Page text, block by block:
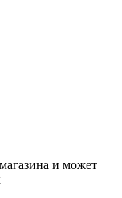
и может